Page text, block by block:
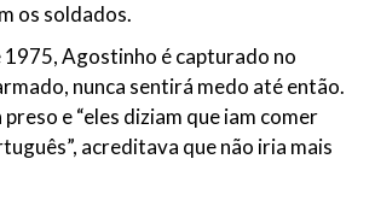
os soldados.
Agostinho é capturado no
nunca sentirá medo até então.
e “eles diziam que iam comer
acreditava que não iria mais